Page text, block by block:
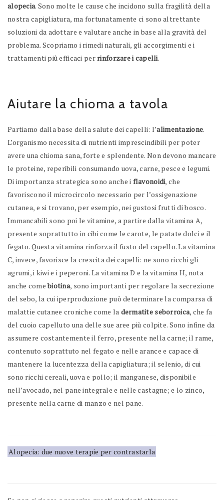
alopecia. Sono molte le cause che incidono sulla fragilità della
nostra capigliatura, ma fortunatamente ci sono altrettante
soluzioni da adottare e valutare anche in base alla gravità del
problema. Scopriamo i rimedi naturali, gli accorgimenti e i
trattamenti più efficaci perrinforzare i capelli.
Aiutare la chioma a tavola
Partiamo dalla base della salute dei capelli: l’alimentazione.
L’organismo necessita di nutrienti imprescindibili per poter
avere una chioma sana, forte e splendente. Non devono mancare
le proteine, reperibili consumando uova, carne, pesce e legumi.
Di importanza strategica sono anche i flavonoidi, che
favoriscono il microcircolo necessario per l’ossigenazione
cutanea, e si trovano, per esempio, nei gustosi frutti di bosco.
Immancabili sono poi le vitamine, a partire dalla vitamina A,
presente soprattutto in cibi come le carote, le patate dolci e il
fegato. Questa vitamina rinforza il fusto del capello. La vitamina
C, invece, favorisce la crescita dei capelli: ne sono ricchi gli
agrumi, i kiwi e i peperoni. La vitamina D e la vitamina H, nota
anche comebiotina, sono importanti per regolare la secrezione
del sebo, la cui iperproduzione può determinare la comparsa di
malattie cutanee croniche come la dermatite seborroica, che fa
del cuoio capelluto una delle sue aree più colpite. Sono infine da
assumere costantemente il ferro, presente nella carne; il rame,
contenuto soprattuto nel fegato e nelle arance e capace di
mantenere la lucentezza della capigliatura; il selenio, di cui
sono ricchi cereali, uova e pollo; il manganese, disponibile
nell’avocado, nel pane integrale e nelle castagne; e lo zinco,
presente nella carne di manzo e nel pane.
Alopecia: due nuove terapie per contrastarla